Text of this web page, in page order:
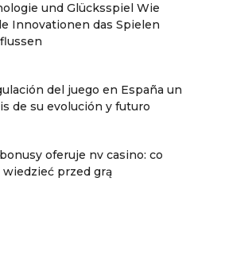
und Glücksspiel Wie
Innovationen das Spielen
del juego en España un
de su evolución y futuro
oferuje nv casino: co
przed grą